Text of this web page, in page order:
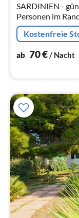
SARDINIEN -
Personen im
PULA - Süd-
Panoramablick.
Kostenfreie
ab 70€/ Nacht